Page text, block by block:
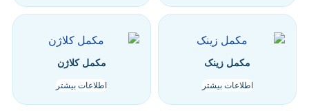
مکمل زینک
اطلاعات بیشتر
مکمل کلاژن
اطلاعات بیشتر